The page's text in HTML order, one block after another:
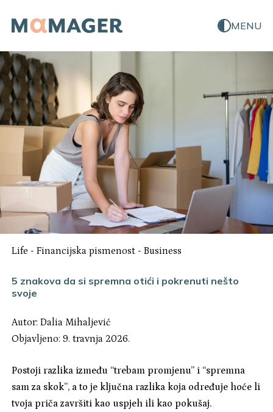
MENU
Life -Financijska pismenost -Business
5 znakova da si spremna otići i pokrenuti nešto
svoje
Autor:Dalia Mihaljević
Objavljeno: 9. travnja 2026.
Postoji razlika između “trebam promjenu” i “spremna
sam za skok”, a to je ključna razlika koja određuje hoće li
tvoja priča završiti kao uspjeh ili kao pokušaj.